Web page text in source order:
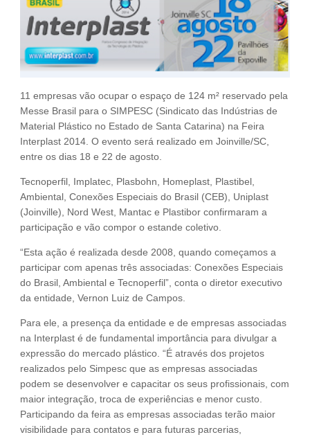
Fale Conosco
NOSSAS ASSOCIADAS
SEJA UM ASSOCIADO
11 empresas vão ocupar o espaço de 124 m² reservado pela
Messe Brasil para o SIMPESC (Sindicato das Indústrias de
Material Plástico no Estado de Santa Catarina) na Feira
Interplast 2014. O evento será realizado em Joinville/SC,
entre os dias 18 e 22 de agosto.
Tecnoperfil, Implatec, Plasbohn, Homeplast, Plastibel,
Ambiental, Conexões Especiais do Brasil (CEB), Uniplast
(Joinville), Nord West, Mantac e Plastibor confirmaram a
participação e vão compor o estande coletivo.
“Esta ação é realizada desde 2008, quando começamos a
participar com apenas três associadas: Conexões Especiais
do Brasil, Ambiental e Tecnoperfil”, conta o diretor executivo
da entidade, Vernon Luiz de Campos.
Para ele, a presença da entidade e de empresas associadas
na Interplast é de fundamental importância para divulgar a
expressão do mercado plástico. “É através dos projetos
realizados pelo Simpesc que as empresas associadas
podem se desenvolver e capacitar os seus profissionais, com
maior integração, troca de experiências e menor custo.
Participando da feira as empresas associadas terão maior
visibilidade para contatos e para futuras parcerias,